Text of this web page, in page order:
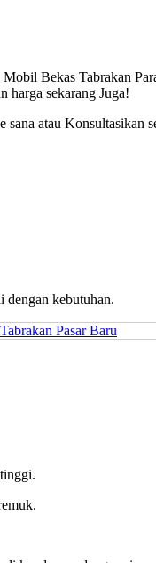
Bekas Tabrakan
harga sekarang Juga!
atau Konsultasikan
dengan kebutuhan.